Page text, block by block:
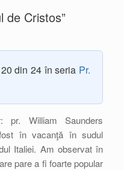
de Cristos”
din 24 în seria Pr.
pr. William Saunders
în vacanţă în sudul
Italiei. Am observat în
pare a fi foarte popular